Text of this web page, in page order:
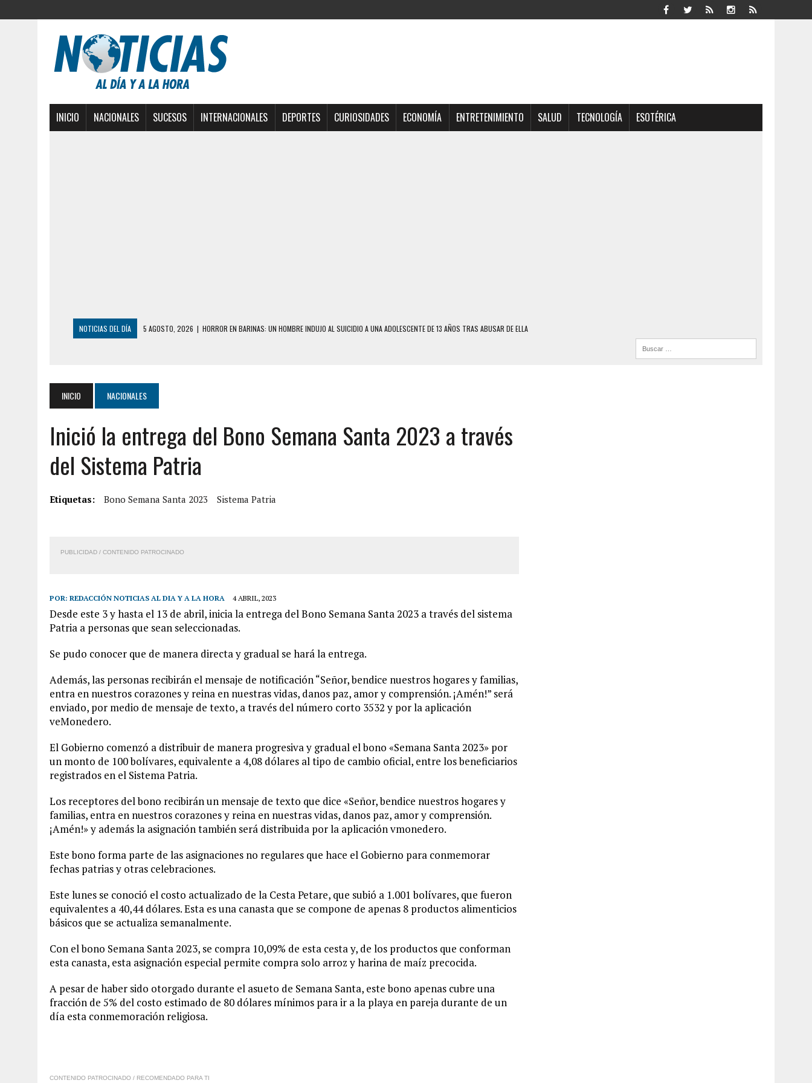
INICIO NACIONALES SUCESOS INTERNACIONALES DEPORTES CURIOSIDADES ECONOMÍA ENTRETENIMIENTO SALUD TECNOLOGÍA ESOTÉRICA
NOTICIAS DEL DÍA 5 AGOSTO, 2026 | HORROR EN BARINAS: UN HOMBRE INDUJO AL SUICIDIO A UNA ADOLESCENTE DE 13 AÑOS TRAS ABUSAR DE ELLA
3 AGOSTO, 2026 | YARACUY: INTENTÓ DESCONECTAR SU NEVERA MIENTRAS LA CASA SE INUNDABA
2 AGOSTO, 2026 | AYUDABA A PERSONAS EN SITUACIÓN DE CALLE Y MURIÓ A MANOS DE VARIOS DE ELLOS EN MATURÍN
2 AGOSTO, 2026
FALCÓN: MUJER ATACÓ CON UN CUCHILLO A SUS HIJOS, UNO PERDIÓ LA VIDA
2 AGOSTO, 2026 | CONMOCIÓN EN CHILE POR BRUTAL CRIMEN CONTRA ADOLESCENTE VENEZOLANO: AUTOR MATERIAL SE MANTIENE EN FUGA
6 AGOSTO, 2026 | CONMOCIÓN EN COLORADO POR ASESINATO DE UNA ADOLESCENTE VENEZOLANA EN REUNIÓN CON AMIGOS
INICIO NACIONALES
Inició la entrega del Bono Semana Santa 2023 a través
del Sistema Patria
Etiquetas: Bono Semana Santa 2023 Sistema Patria
PUBLICIDAD / CONTENIDO PATROCINADO
POR: REDACCIÓN NOTICIAS AL DIA Y A LA HORA 4 ABRIL, 2023
Desde este 3 y hasta el 13 de abril, inicia la entrega del Bono Semana Santa 2023 a través del sistema
Patria a personas que sean seleccionadas.
Se pudo conocer que de manera directa y gradual se hará la entrega.
Además, las personas recibirán el mensaje de notificación “Señor, bendice nuestros hogares y familias,
entra en nuestros corazones y reina en nuestras vidas, danos paz, amor y comprensión. ¡Amén!” será
enviado, por medio de mensaje de texto, a través del número corto 3532 y por la aplicación
veMonedero.
El Gobierno comenzó a distribuir de manera progresiva y gradual el bono «Semana Santa 2023» por
un monto de 100 bolívares, equivalente a 4,08 dólares al tipo de cambio oficial, entre los beneficiarios
registrados en el Sistema Patria.
Los receptores del bono recibirán un mensaje de texto que dice «Señor, bendice nuestros hogares y
familias, entra en nuestros corazones y reina en nuestras vidas, danos paz, amor y comprensión.
¡Amén!» y además la asignación también será distribuida por la aplicación vmonedero.
Este bono forma parte de las asignaciones no regulares que hace el Gobierno para conmemorar
fechas patrias y otras celebraciones.
Este lunes se conoció el costo actualizado de la Cesta Petare, que subió a 1.001 bolívares, que fueron
equivalentes a 40,44 dólares. Esta es una canasta que se compone de apenas 8 productos alimenticios
básicos que se actualiza semanalmente.
Con el bono Semana Santa 2023, se compra 10,09% de esta cesta y, de los productos que conforman
esta canasta, esta asignación especial permite compra solo arroz y harina de maíz precocida.
A pesar de haber sido otorgado durante el asueto de Semana Santa, este bono apenas cubre una
fracción de 5% del costo estimado de 80 dólares mínimos para ir a la playa en pareja durante de un
día esta conmemoración religiosa.
CONTENIDO PATROCINADO / RECOMENDADO PARA TI